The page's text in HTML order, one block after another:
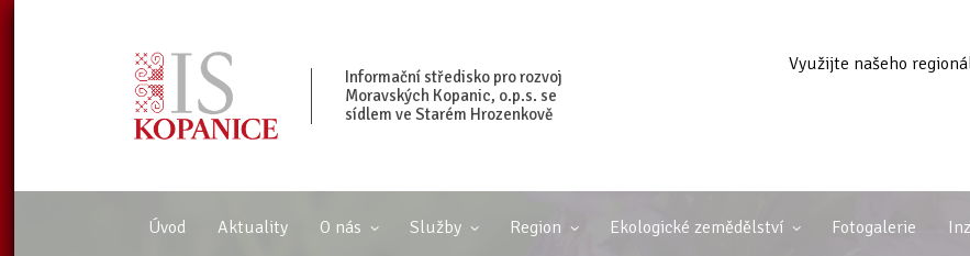
Informační středisko pro rozvoj
Moravských Kopanic, o.p.s. se
sídlem ve Starém Hrozenkově
Využijte našeho
Úvod Aktuality O nás Služby Region Ekologické zemědělství Fotogalerie